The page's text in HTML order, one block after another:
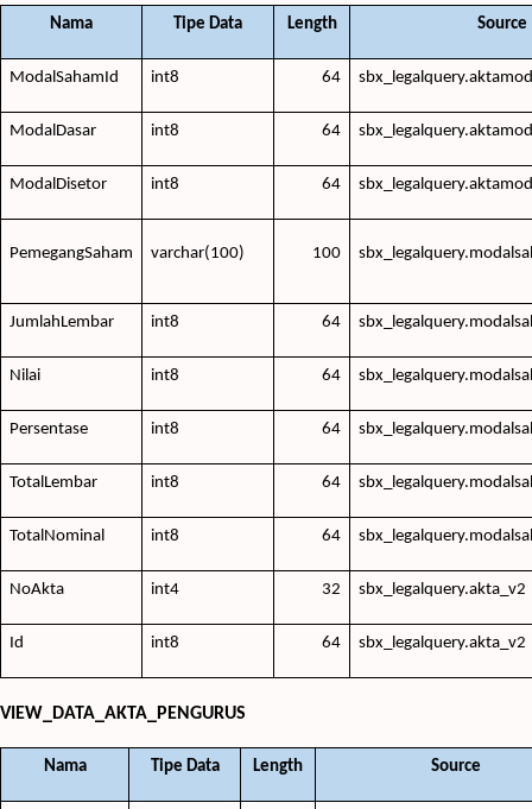
Nama Tipe Data Length Source
ModalSahamId int8 64
ModalDasar int8 64
ModalDisetor int8 64
PemegangSaham varchar(100) 100
JumlahLembar int8 64
Nilai int8 64
Persentase int8 64
TotalLembar int8 64
TotalNominal int8 64
NoAkta int4 32 sbx_legalquery.akta_v2
Id int8 64 sbx_legalquery.akta_v2
VIEW_DATA_AKTA_PENGURUS
Nama Tipe Data Length Source